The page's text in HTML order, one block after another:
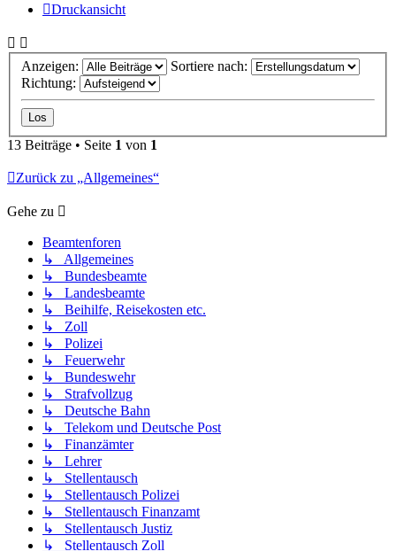
Druckansicht
Anzeigen:
Sortiere nach:
Richtung:
13 Beiträge • Seite 1 von 1
Zurück zu „Allgemeines“
Gehe zu
Beamtenforen
↳ Allgemeines
↳ Bundesbeamte
↳ Landesbeamte
↳ Beihilfe, Reisekosten etc.
↳ Zoll
↳ Polizei
↳ Feuerwehr
↳ Bundeswehr
↳ Strafvollzug
↳ Deutsche Bahn
↳ Telekom und Deutsche Post
↳ Finanzämter
↳ Lehrer
↳ Stellentausch
↳ Stellentausch Polizei
↳ Stellentausch Finanzamt
↳ Stellentausch Justiz
↳ Stellentausch Zoll